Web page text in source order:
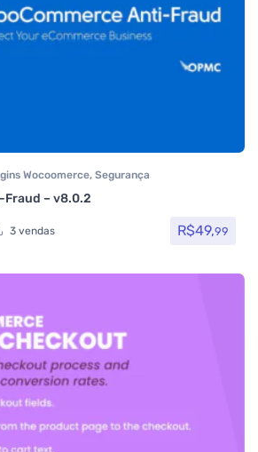
Wocoomerce, Segurança
– v8.0.2
3 vendas R$49,99